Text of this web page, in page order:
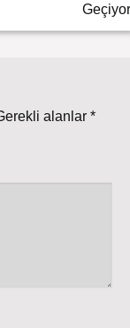
alanlar *